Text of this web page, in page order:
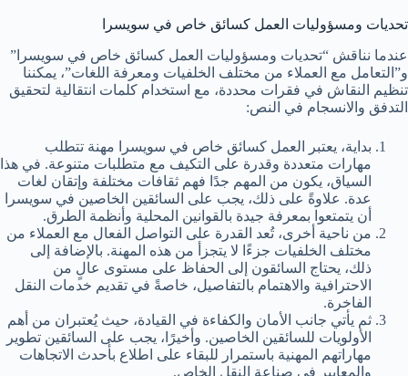
تحديات ومسؤوليات العمل كسائق خاص في سويسرا
عندما نناقش “تحديات ومسؤوليات العمل كسائق خاص في سويسرا”
و”التعامل مع العملاء من مختلف الخلفيات ومعرفة اللغات”، يمكننا
تنظيم النقاش في فقرات محددة، مع استخدام كلمات انتقالية لتحقيق
التدفق والانسجام في النص:
بداية، يعتبر العمل كسائق خاص في سويسرا مهنة تتطلب
مهارات متعددة وقدرة على التكيف مع متطلبات متنوعة. في هذا
السياق، يكون من المهم جدًا فهم ثقافات مختلفة وإتقان لغات
عدة. علاوةً على ذلك، يجب على السائقين الخاصين في سويسرا
أن يتمتعوا بمعرفة جيدة بالقوانين المحلية وأنظمة الطرق.
من ناحية أخرى، تُعد القدرة على التواصل الفعال مع العملاء من
مختلف الخلفيات جزءًا لا يتجزأ من هذه المهنة. بالإضافة إلى
ذلك، يحتاج السائقون إلى الحفاظ على مستوى عالٍ من
الاحترافية والاهتمام بالتفاصيل، خاصةً في تقديم خدمات النقل
الفاخرة.
ثم يأتي جانب الأمان والكفاءة في القيادة، حيث يُعتبران من أهم
الأولويات للسائقين الخاصين. وأخيرًا، يجب على السائقين تطوير
مهاراتهم المهنية باستمرار للبقاء على اطلاع بأحدث الاتجاهات
والمعايير في صناعة النقل الخاص.